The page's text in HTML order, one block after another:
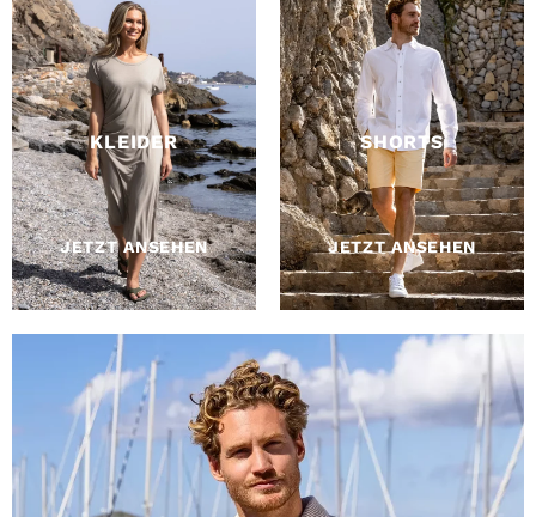
KLEIDER
JETZT ANSEHEN
SHORTS
JETZT ANSEHEN